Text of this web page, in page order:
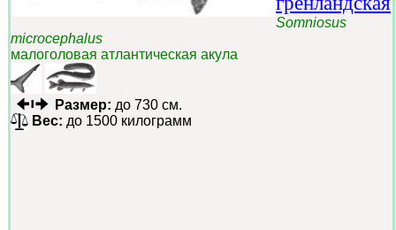
Somniosus
microcephalus
малоголовая атлантическая акула
Размер: до 730 см.
Вес: до 1500 килограмм